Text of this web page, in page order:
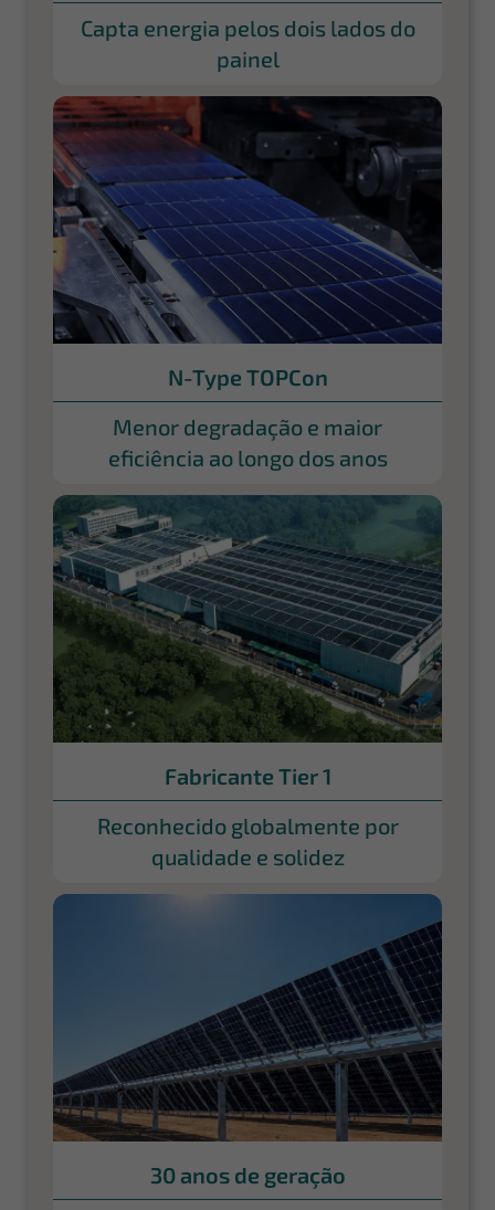
Capta energia pelos dois lados do
painel
N-Type TOPCon
Menor degradação e maior
eficiência ao longo dos anos
Fabricante Tier 1
Reconhecido globalmente por
qualidade e solidez
30 anos de geração